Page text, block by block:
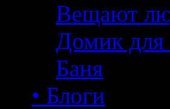
Вещают
Домик для
Баня
• Блоги